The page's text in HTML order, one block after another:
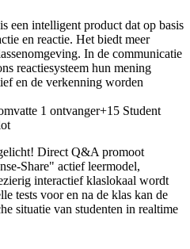
een intelligent product dat op basis
en reactie. Het biedt meer
In de communicatie
reactiesysteem hun mening
en de verkenning worden
1 ontvanger+15 Student
Direct Q&A promoot
Share" actief leermodel,
interactief klaslokaal wordt
tests voor en na de klas kan de
situatie van studenten in realtime